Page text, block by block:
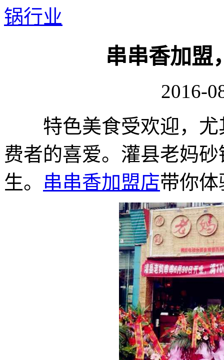
锅行业
串串香加盟
2016-
特色美食受欢迎，尤
费者的喜爱。灌县老妈
生。 串串香加盟店带你